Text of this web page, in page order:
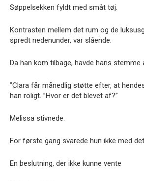
Søppelsekken fyldt med småt tøj.
Kontrasten mellem det rum og de
spredt nedenunder, var slående.
Da han kom tilbage, havde hans
”Clara får månedlig støtte efter, at
han roligt. ”Hvor er det blevet af?”
Melissa stivnede.
For første gang svarede hun ikke med
En beslutning, der ikke kunne vente